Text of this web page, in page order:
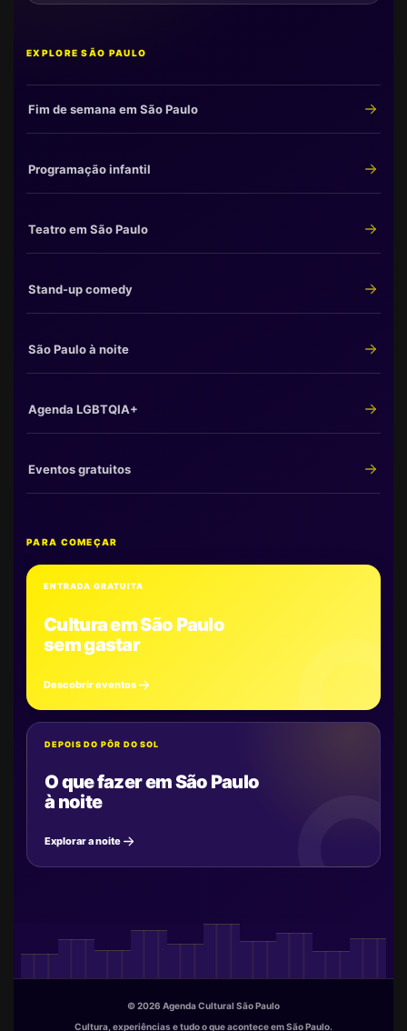
EXPLORE SÃO PAULO
Fim de semana em São Paulo
Programação infantil
Teatro em São Paulo
Stand-up comedy
São Paulo à noite
Agenda LGBTQIA+
Eventos gratuitos
PARA COMEÇAR
ENTRADA GRATUITA
Cultura em São Paulo
sem gastar
Descobrir eventos
DEPOIS DO PÔR DO SOL
O que fazer em São Paulo
à noite
Explorar a noite
© 2026 Agenda Cultural São Paulo
Cultura, experiências e tudo o que acontece em São Paulo.